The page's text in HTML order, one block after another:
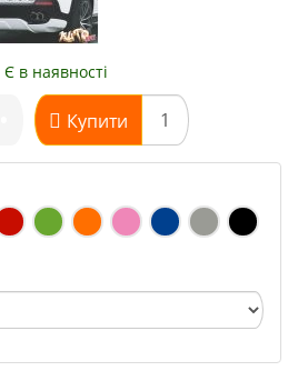
Є в наявності
Купити